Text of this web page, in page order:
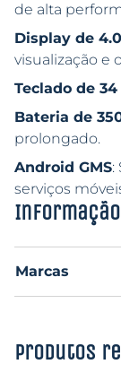
de alta
Display de
visualização e
Teclado de
Bateria de
prolongado.
Android GMS:
serviços
Marcas
Produtos